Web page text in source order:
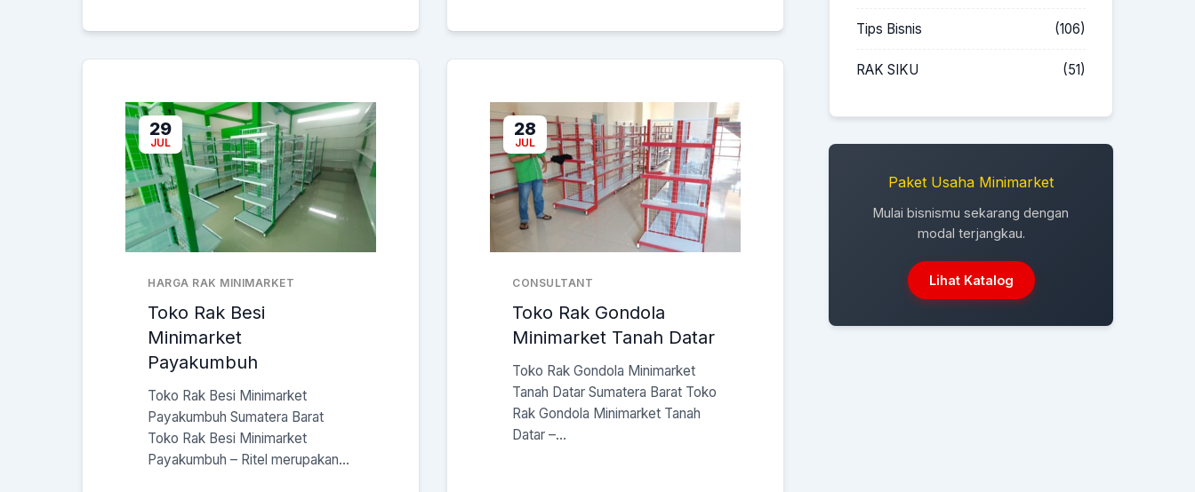
29
JUL
HARGA RAK MINIMARKET
Toko Rak Besi
Minimarket
Payakumbuh
Toko Rak Besi Minimarket
Payakumbuh Sumatera Barat
Toko Rak Besi Minimarket
Payakumbuh – Ritel merupakan...
28
JUL
CONSULTANT
Toko Rak Gondola
Minimarket Tanah Datar
Toko Rak Gondola Minimarket
Tanah Datar Sumatera Barat Toko
Rak Gondola Minimarket Tanah
Datar –...
Tips Bisnis (106)
RAK SIKU (51)
Paket Usaha Minimarket
Mulai bisnismu sekarang dengan
modal terjangkau.
Lihat Katalog